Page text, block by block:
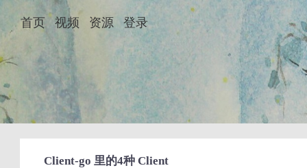
首页 视频 资源 登录
Client-go 里的4种 Client